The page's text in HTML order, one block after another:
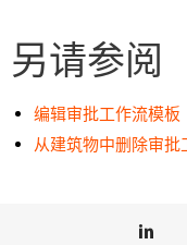
另请参阅
编辑审批工作流模板
从建筑物中删除审批